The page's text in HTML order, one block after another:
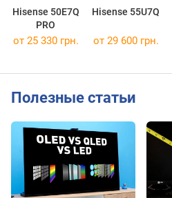
Hisense 50E7Q
PRO
Hisense 55U7Q
от 25 330 грн. от 29 600 грн.
Полезные статьи